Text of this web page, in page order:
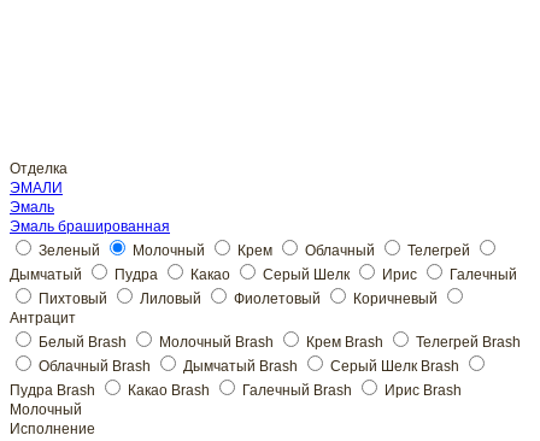
Отделка
ЭМАЛИ
Эмаль
Молочный
Молочный
Исполнение